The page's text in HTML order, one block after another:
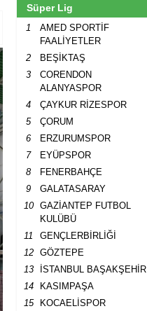
Süper Lig
1
AMED SPORTİF
FAALİYETLER
2 BEŞİKTAŞ
3
CORENDON
ALANYASPOR
4 ÇAYKUR RİZESPOR
5
ÇORUM
6
ERZURUMSPOR
7
EYÜPSPOR
8
FENERBAHÇE
9
GALATASARAY
10
GAZİANTEP FUTBOL
KULÜBÜ
11 GENÇLERBİRLİĞİ
12
GÖZTEPE
13
İSTANBUL BAŞAKŞEHİR
14
KASIMPAŞA
15
KOCAELİSPOR